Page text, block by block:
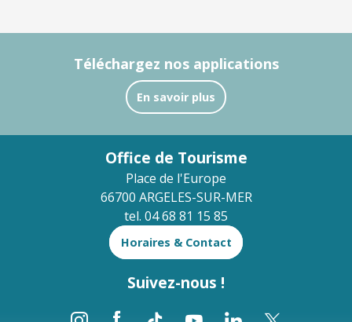
Téléchargez nos applications
En savoir plus
Office de Tourisme
Place de l'Europe
66700 ARGELES-SUR-MER
tel. 04 68 81 15 85
Horaires & Contact
Suivez-nous !